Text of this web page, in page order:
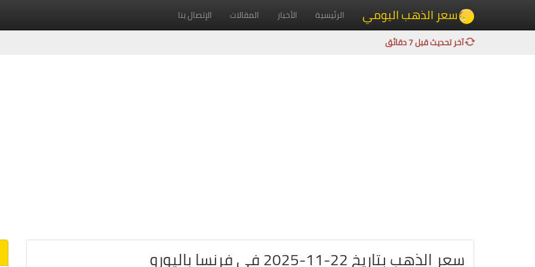
سعر الذهب اليومي الرئيسية الأخبار المقالات الإتصال بنا
آخر تحديث قبل 7 دقائق
سعر الذهب بتاريخ 22-11-2025 في فرنسا باليورو